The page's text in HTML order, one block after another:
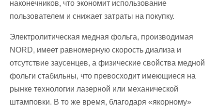
наконечников, что экономит использование
пользователем и снижает затраты на покупку.
Электролитическая медная фольга, производимая
NORD, имеет равномерную скорость диализа и
отсутствие заусенцев, а физические свойства медной
фольги стабильны, что превосходит имеющиеся на
рынке технологии лазерной или механической
штамповки. В то же время, благодаря «якорному»